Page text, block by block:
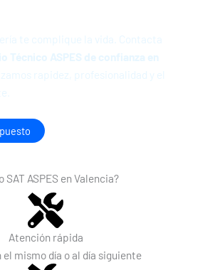
te complique la vida. Contacta
Técnico ASPES de confianza en
rapidez, profesionalidad y el
ASPES en Valencia?
Atención rápida
el mismo día o al día siguiente